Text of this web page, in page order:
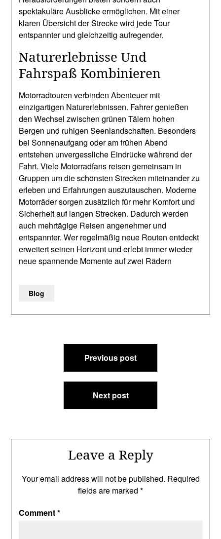
spektakuläre Ausblicke ermöglichen. Mit einer
klaren Übersicht der Strecke wird jede Tour
entspannter und gleichzeitig aufregender.
Naturerlebnisse Und
Fahrspaß Kombinieren
Motorradtouren verbinden Abenteuer mit
einzigartigen Naturerlebnissen. Fahrer genießen
den Wechsel zwischen grünen Tälern hohen
Bergen und ruhigen Seenlandschaften. Besonders
bei Sonnenaufgang oder am frühen Abend
entstehen unvergessliche Eindrücke während der
Fahrt. Viele Motorradfans reisen gemeinsam in
Gruppen um die schönsten Strecken miteinander zu
erleben und Erfahrungen auszutauschen. Moderne
Motorräder sorgen zusätzlich für mehr Komfort und
Sicherheit auf langen Strecken. Dadurch werden
auch mehrtägige Reisen angenehmer und
entspannter. Wer regelmäßig neue Routen entdeckt
erweitert seinen Horizont und erlebt immer wieder
neue spannende Momente auf zwei Rädern
Blog
Previous post
Next post
Leave a Reply
Your email address will not be published. Required
fields are marked *
Comment*